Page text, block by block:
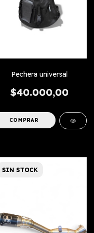
Pechera universal
$40.000,00
SIN STOCK